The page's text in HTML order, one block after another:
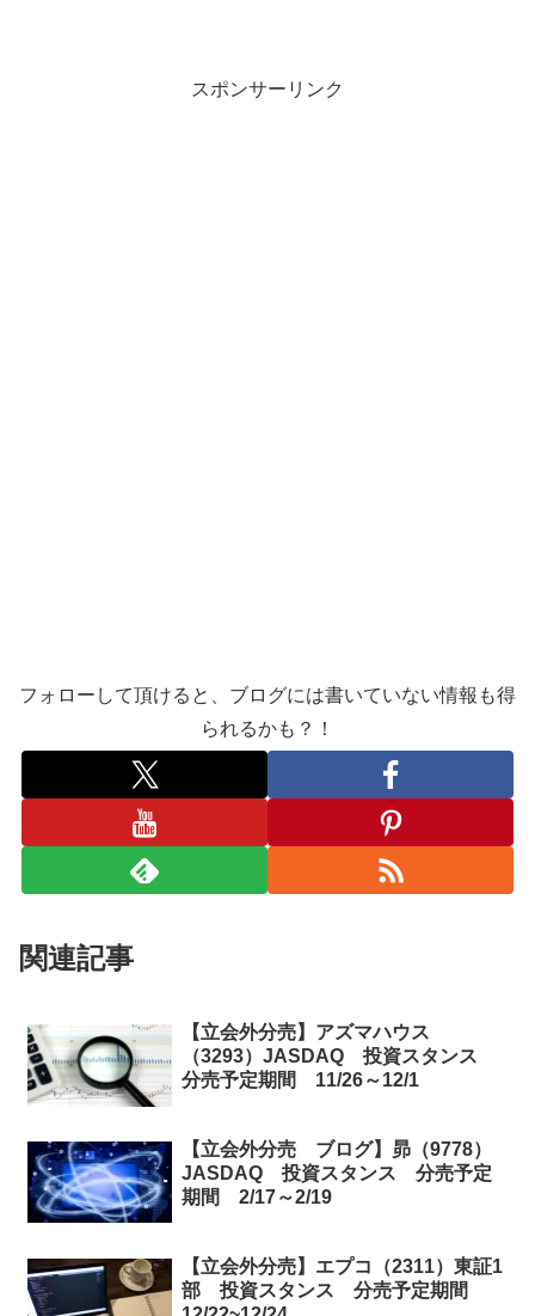
スポンサーリンク
フォローして頂けると、ブログには書いていない情報も得
られるかも？！
関連記事
【立会外分売】アズマハウス
（3293）JASDAQ 投資スタンス
分売予定期間 11/26～12/1
【立会外分売 ブログ】昴（9778）
JASDAQ 投資スタンス 分売予定
期間 2/17～2/19
【立会外分売】エプコ（2311）東証1
部 投資スタンス 分売予定期間